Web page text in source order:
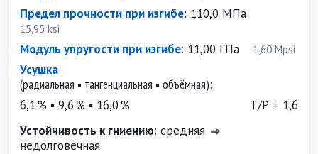
Предел прочности при изгибе: 110,0 МПа
15,95 ksi
Модуль упругости при изгибе: 11,00 ГПа 1,60 Mpsi
Усушка
(радиальная ▪ тангенциальная ▪ объёмная):
6,1 % ▪ 9,6 % ▪ 16,0 %
Т/Р = 1,6
Устойчивость к гниению: средняя
недолговечная